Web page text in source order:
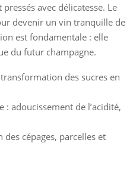
avec délicatesse. Le
devenir un vin tranquille de
est fondamentale : elle
du futur champagne.
des sucres en
adoucissement de l’acidité,
cépages, parcelles et